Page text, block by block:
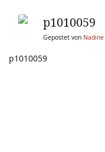
p1010059
Gepostet von Nadine
p1010059